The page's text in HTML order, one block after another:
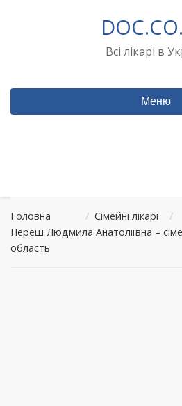
Всі лікарі в
Меню
Головна / Сімейні лікарі
/
Переш Людмила Анатоліївна –
область